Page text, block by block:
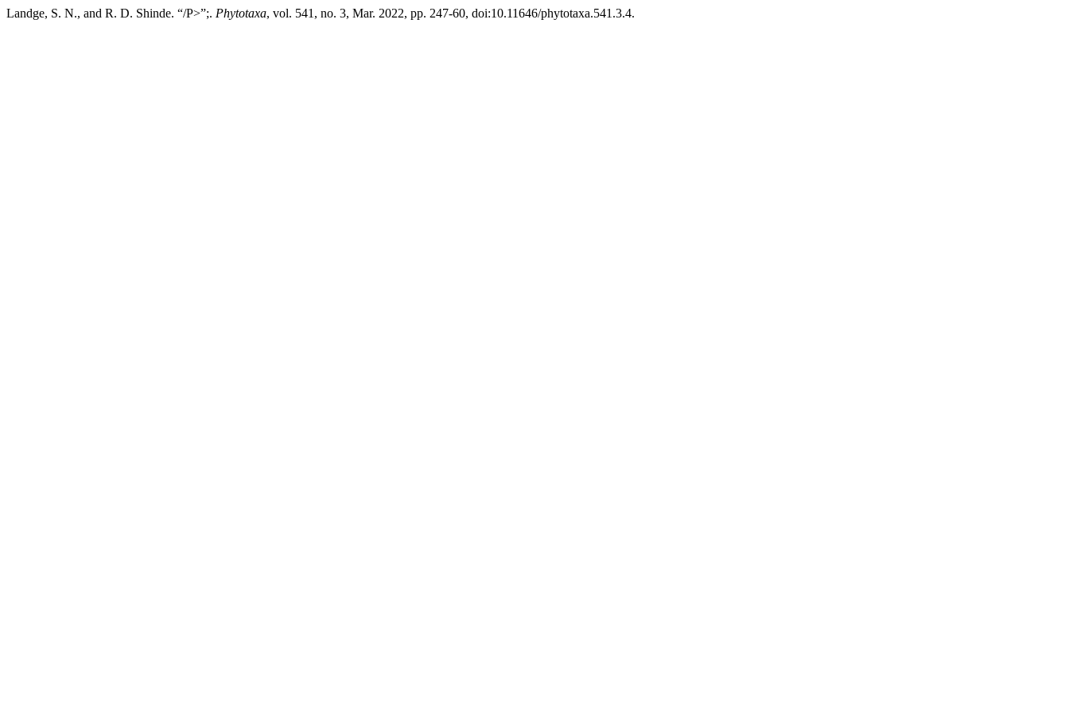
Landge, S. N., and R. D. Shinde. “/P>”;. Phytotaxa, vol. 541, no. 3, Mar. 2022, pp. 247-60, doi:10.11646/phytotaxa.541.3.4.